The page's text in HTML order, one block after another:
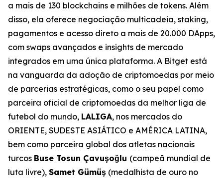
a mais de 130 blockchains e milhões de tokens. Além
disso, ela oferece negociação multicadeia, staking,
pagamentos e acesso direto a mais de 20.000 DApps,
com swaps avançados e insights de mercado
integrados em uma única plataforma. A Bitget está
na vanguarda da adoção de criptomoedas por meio
de parcerias estratégicas, como o seu papel como
parceira oficial de criptomoedas da melhor liga de
futebol do mundo, LALIGA, nos mercados do
ORIENTE, SUDESTE ASIÁTICO e AMÉRICA LATINA,
bem como parceira global dos atletas nacionais
turcos Buse Tosun Çavuşoğlu (campeã mundial de
luta livre), Samet Gümüş (medalhista de ouro no